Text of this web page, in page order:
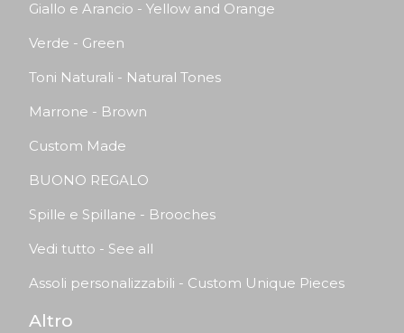
Giallo e Arancio - Yellow and Orange
Verde - Green
Toni Naturali - Natural Tones
Marrone - Brown
Custom Made
BUONO REGALO
Spille e Spillane - Brooches
Vedi tutto - See all
Assoli personalizzabili - Custom Unique Pieces
Altro